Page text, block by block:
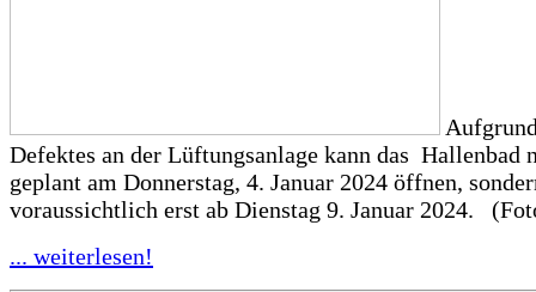
Defektes an der Lüftungsanlage kann das Hallenbad
geplant am Donnerstag, 4. Januar 2024 öffnen,
voraussichtlich erst ab Dienstag 9. Januar 2024.
... weiterlesen!